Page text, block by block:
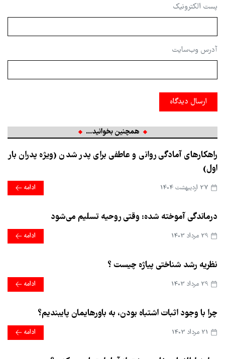
پست الکترونیک
آدرس وب‌سایت
ارسال دیدگاه
همچنین بخوانید...
راهکارهای آمادگی روانی و عاطفی برای پدر شدن (ویژه پدران بار
اول)
ادامه
درماندگی آموخته شده: وقتی روحیه تسلیم می‌شود
ادامه
نظریه رشد شناختی پیاژه چیست ؟
ادامه
چرا با وجود اثبات اشتباه بودن، به باورهایمان پایبندیم؟
ادامه